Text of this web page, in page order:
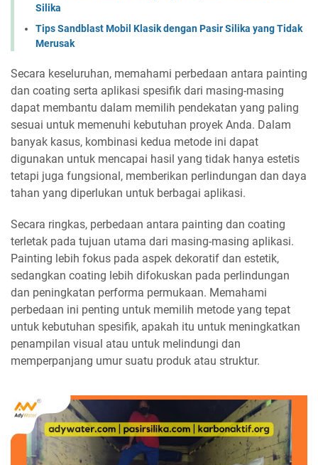
Silika
Tips Sandblast Mobil Klasik dengan Pasir Silika yang Tidak
Merusak
Secara keseluruhan, memahami perbedaan antara painting
dan coating serta aplikasi spesifik dari masing-masing
dapat membantu dalam memilih pendekatan yang paling
sesuai untuk memenuhi kebutuhan proyek Anda. Dalam
banyak kasus, kombinasi kedua metode ini dapat
digunakan untuk mencapai hasil yang tidak hanya estetis
tetapi juga fungsional, memberikan perlindungan dan daya
tahan yang diperlukan untuk berbagai aplikasi.
Secara ringkas, perbedaan antara painting dan coating
terletak pada tujuan utama dari masing-masing aplikasi.
Painting lebih fokus pada aspek dekoratif dan estetik,
sedangkan coating lebih difokuskan pada perlindungan
dan peningkatan performa permukaan. Memahami
perbedaan ini penting untuk memilih metode yang tepat
untuk kebutuhan spesifik, apakah itu untuk meningkatkan
penampilan visual atau untuk melindungi dan
memperpanjang umur suatu produk atau struktur.